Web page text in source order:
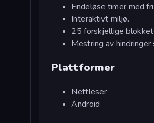
Endeløse timer med
Interaktivt miljø.
25 forskjellige
Mestring av
Plattformer
Nettleser
Android